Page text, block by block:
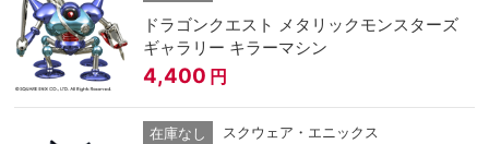
ドラゴンクエスト メタリックモンスターズ
ギャラリー キラーマシン
4,400 円
在庫なし スクウェア・エニックス